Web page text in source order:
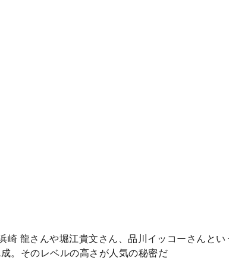
崎 龍さんや堀江貴文さん、品川イッコーさんと
。そのレベルの高さが人気の秘密だ